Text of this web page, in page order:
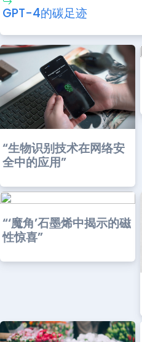
GPT-4的碳足迹
“生物识别技术在网络安
全中的应用”
“‘魔角’石墨烯中揭示的磁
性惊喜”